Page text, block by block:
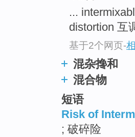
...
distortion 互
基于2个网页-
混杂搀和
混合物
短语
Risk of
; 破碎险